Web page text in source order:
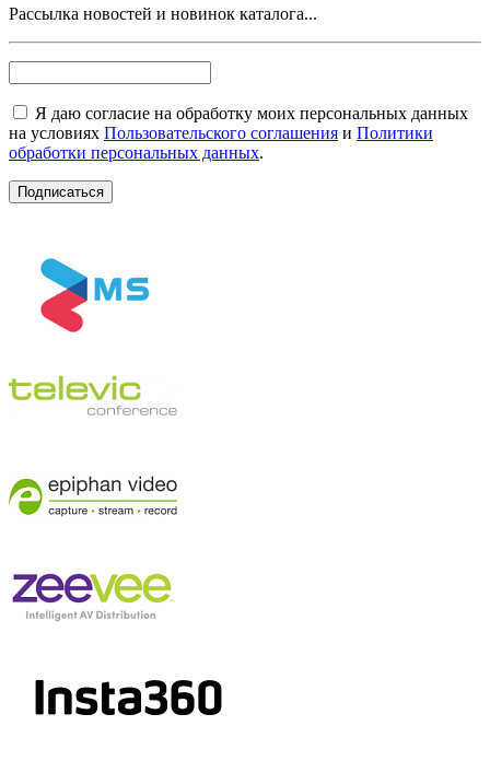
Рассылка новостей и новинок каталога...
Я даю согласие на обработку моих персональных данных
на условиях Пользовательского соглашения и Политики
обработки персональных данных.